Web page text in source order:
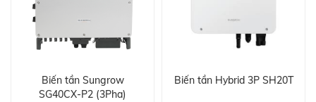
Biến tần Sungrow
SG40CX-P2 (3Pha)
Biến tần Hybrid 3P SH20T